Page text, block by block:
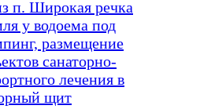
п. Широкая речка
у водоема под
размещение
санаторно-
лечения в
щит